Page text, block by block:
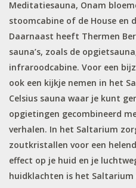
Meditatiesauna, Onam
stoomcabine of de House en
Daarnaast heeft Thermen
sauna’s, zoals de
infraroodcabine. Voor een
ook een kijkje nemen in het
Celsius sauna waar je kunt
opgietingen gecombineerd
verhalen. In het Saltarium
zoutkristallen voor een
effect op je huid en je
huidklachten is het Saltarium